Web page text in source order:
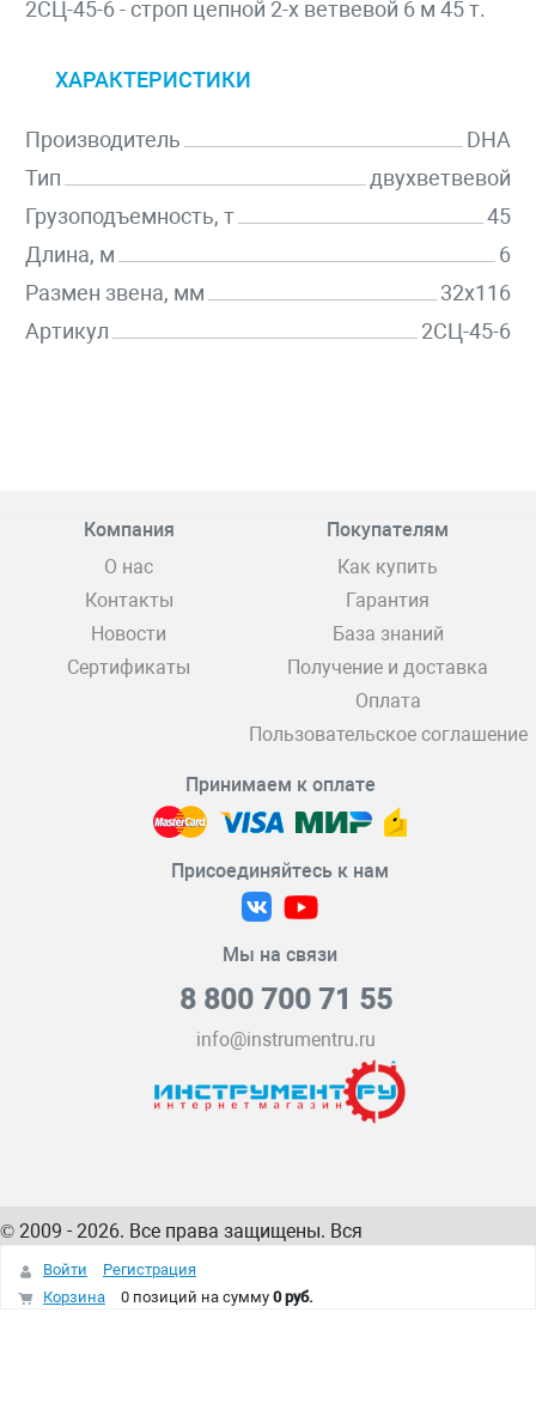
2СЦ-45-6 - строп цепной 2-х ветвевой 6 м 45 т.
ХАРАКТЕРИСТИКИ
Производитель
DHA
Тип
двухветвевой
Грузоподъемность, т
45
Длина, м
6
Размен звена, мм
32х116
Артикул
2СЦ-45-6
Компания
О нас
Контакты
Новости
Сертификаты
Покупателям
Как купить
Гарантия
База знаний
Получение и доставка
Оплата
Пользовательское соглашение
Принимаем к оплате
Присоединяйтесь к нам
Мы на связи
8 800 700 71 55
info@instrumentru.ru
© 2009 - 2026. Все права защищены. Вся
информация на сайте – собственность
интернет-магазина
Войти
Регистрация
Корзина
0 позиций на сумму 0 руб.